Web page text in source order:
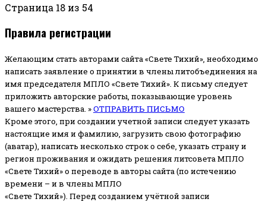
Страница 18 из 54
Правила регистрации
Желающим стать авторами сайта «Свете Тихий», необходимо
написать заявление о принятии в члены литобъединения на
имя председателя МПЛО «Свете Тихий». К письму следует
приложить авторские работы, показывающие уровень
вашего мастерства. »ОТПРАВИТЬ ПИСЬМО
Кроме этого, при создании учетной записи следует указать
настоящие имя и фамилию, загрузить свою фотографию
(аватар), написать несколько строк о себе, указать страну и
регион проживания и ожидать решения литсовета МПЛО
«Свете Тихий» о переводе в авторы сайта (по истечению
времени – и в члены МПЛО
«Свете Тихий»). Перед созданием учётной записи